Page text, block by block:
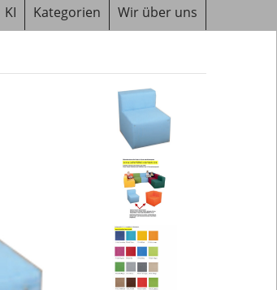
KI Kategorien Wir über uns